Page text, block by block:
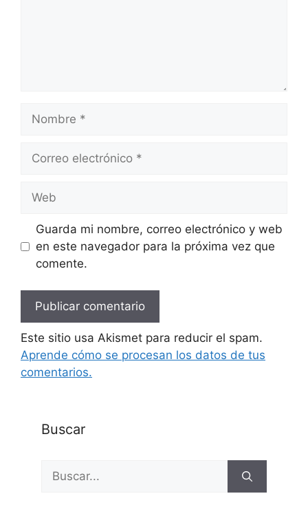
Nombre
Correo
Web
Guarda mi nombre, correo electrónico y web
en este navegador para la próxima vez que
comente.
Este sitio usa Akismet para reducir el spam.
Aprende cómo se procesan los datos de tus
comentarios.
Buscar
Buscar: